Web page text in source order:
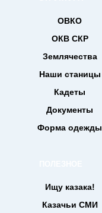
ОВКО
ОКВ СКР
Землячества
Наши станицы
Кадеты
Документы
Форма одежды
Ищу казака!
Казачьи СМИ